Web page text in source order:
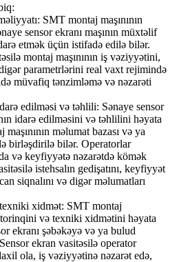
SMT montaj maşınının
sensor ekranı maşının müxtəlif
etmək üçün istifadə edilə bilər.
montaj maşınının iş vəziyyətini,
parametrlərini real vaxt rejimində
müvafiq tənzimləmə və nəzarəti
edilməsi və təhlili: Sənaye sensor
idarə edilməsini və təhlilini həyata
məlumat bazası və ya
birləşdirilə bilər. Operatorlar
və keyfiyyətə nəzarətdə kömək
istehsalın gedişatını, keyfiyyət
siqnalını və digər məlumatları
xidmət: SMT montaj
və texniki xidmətini həyata
ekranı şəbəkəyə və ya bulud
ekran vasitəsilə operator
ola, iş vəziyyətinə nəzarət edə,